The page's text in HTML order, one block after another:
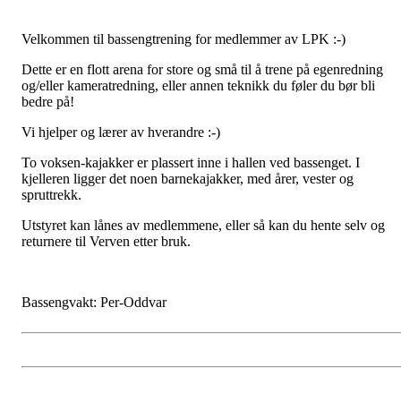
Velkommen til bassengtrening for medlemmer av LPK :-)
Dette er en flott arena for store og små til å trene på egenredning
og/eller kameratredning, eller annen teknikk du føler du bør bli
bedre på!
Vi hjelper og lærer av hverandre :-)
To voksen-kajakker er plassert inne i hallen ved bassenget. I
kjelleren ligger det noen barnekajakker, med årer, vester og
spruttrekk.
Utstyret kan lånes av medlemmene, eller så kan du hente selv og
returnere til Verven etter bruk.
Bassengvakt: Per-Oddvar